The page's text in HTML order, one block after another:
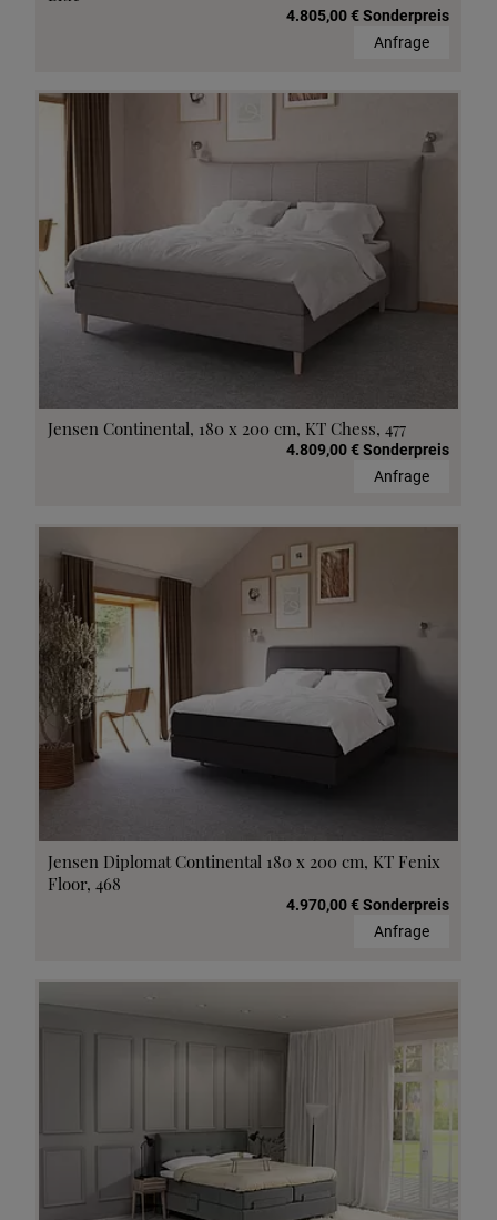
4.805,00 € Sonderpreis
Anfrage
Jensen Continental, 180 x 200 cm, KT Chess, 477
4.809,00 € Sonderpreis
Anfrage
Jensen Diplomat Continental 180 x 200 cm, KT Fenix
Floor, 468
4.970,00 € Sonderpreis
Anfrage